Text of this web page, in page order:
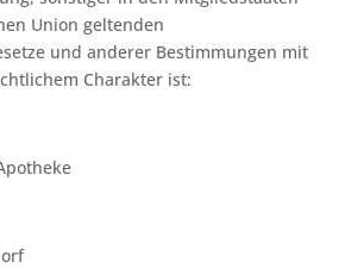
Union geltenden
und anderer Bestimmungen mit
Charakter ist: